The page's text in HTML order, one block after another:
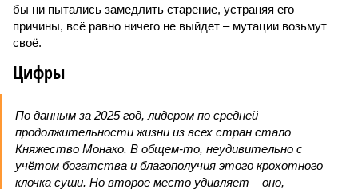
бы ни пытались замедлить старение, устраняя его
причины, всё равно ничего не выйдет – мутации возьмут
своё.
Цифры
По данным за 2025 год, лидером по средней
продолжительности жизни из всех стран стало
Княжество Монако. В общем-то, неудивительно с
учётом богатства и благополучия этого крохотного
клочка суши. Но второе место удивляет – оно,